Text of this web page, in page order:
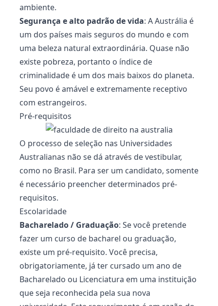
ambiente.
Segurança e alto padrão de vida: A Austrália é
um dos países mais seguros do mundo e com
uma beleza natural extraordinária. Quase não
existe pobreza, portanto o índice de
criminalidade é um dos mais baixos do planeta.
Seu povo é amável e extremamente receptivo
com estrangeiros.
Pré-requisitos
O processo de seleção nas Universidades
Australianas não se dá através de vestibular,
como no Brasil. Para ser um candidato, somente
é necessário preencher determinados pré-
requisitos.
Escolaridade
Bacharelado / Graduação: Se você pretende
fazer um curso de bacharel ou graduação,
existe um pré-requisito. Você precisa,
obrigatoriamente, já ter cursado um ano de
Bacharelado ou Licenciatura em uma instituição
que seja reconhecida pela sua nova